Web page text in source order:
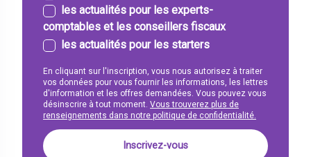
les actualités pour les experts-
comptables et les conseillers fiscaux
les actualités pour les starters
En cliquant sur l'inscription, vous nous autorisez à traiter
vos données pour vous fournir les informations, les lettres
d'information et les offres demandées. Vous pouvez vous
désinscrire à tout moment. Vous trouverez plus de
renseignements dans notre politique de confidentialité.